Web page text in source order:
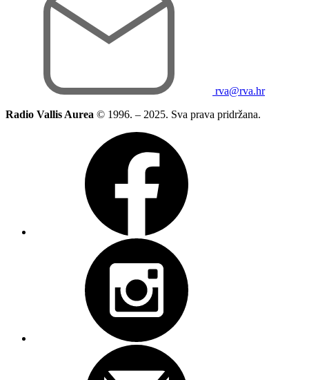
rva@rva.hr
Radio Vallis Aurea © 1996. – 2025. Sva prava pridržana.